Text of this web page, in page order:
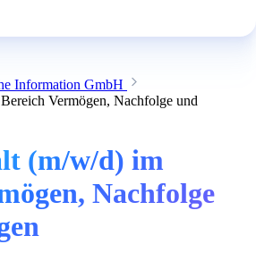
Information GmbH
Vermögen, Nachfolge und
(m/w/d) im
Nachfolge